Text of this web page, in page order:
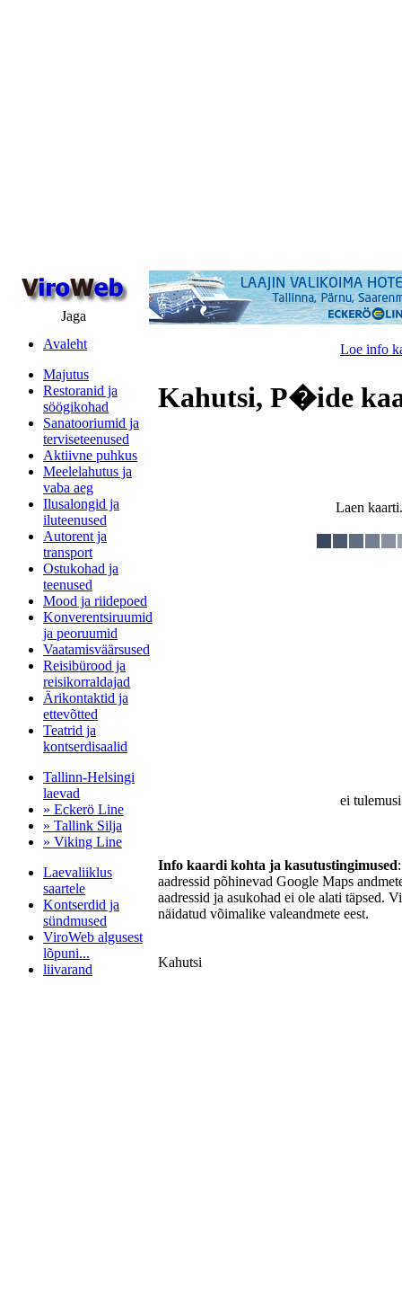
Jaga
Avaleht
Majutus
Restoranid ja
söögikohad
Sanatooriumid ja
terviseteenused
Aktiivne puhkus
Meelelahutus ja
vaba aeg
Ilusalongid ja
iluteenused
Autorent ja
transport
Ostukohad ja
teenused
Mood ja riidepoed
Konverentsiruumid
ja peoruumid
Vaatamisväärsused
Reisibürood ja
reisikorraldajad
Ärikontaktid ja
ettevõtted
Teatrid ja
kontserdisaalid
Tallinn-Helsingi
laevad
» Eckerö Line
» Tallink Silja
» Viking Line
Laevaliiklus
saartele
Kontserdid ja
sündmused
ViroWeb algusest
lõpuni...
liivarand
Loe info
Kahutsi, P�ide
Laen
ei
Info kaardi kohta ja kasutustingimused
aadressid põhinevad Google Maps
aadressid ja asukohad ei ole alati täpsed.
näidatud võimalike valeandmete eest.
Kahutsi